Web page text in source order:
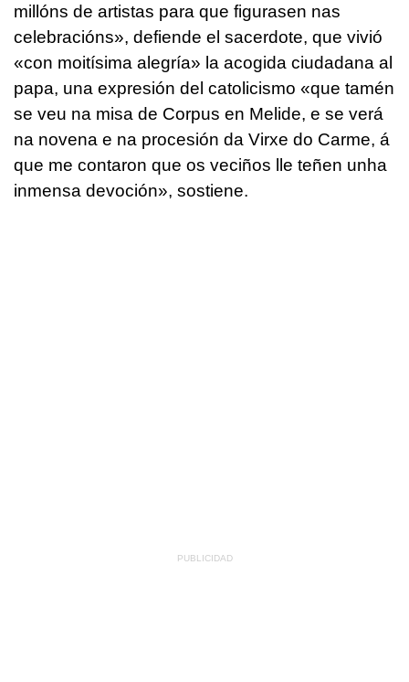
millóns de artistas para que figurasen nas
celebracións», defiende el sacerdote, que vivió
«con moitísima alegría» la acogida ciudadana al
papa, una expresión del catolicismo «que tamén
se veu na misa de Corpus en Melide, e se verá
na novena e na procesión da Virxe do Carme, á
que me contaron que os veciños lle teñen unha
inmensa devoción», sostiene.